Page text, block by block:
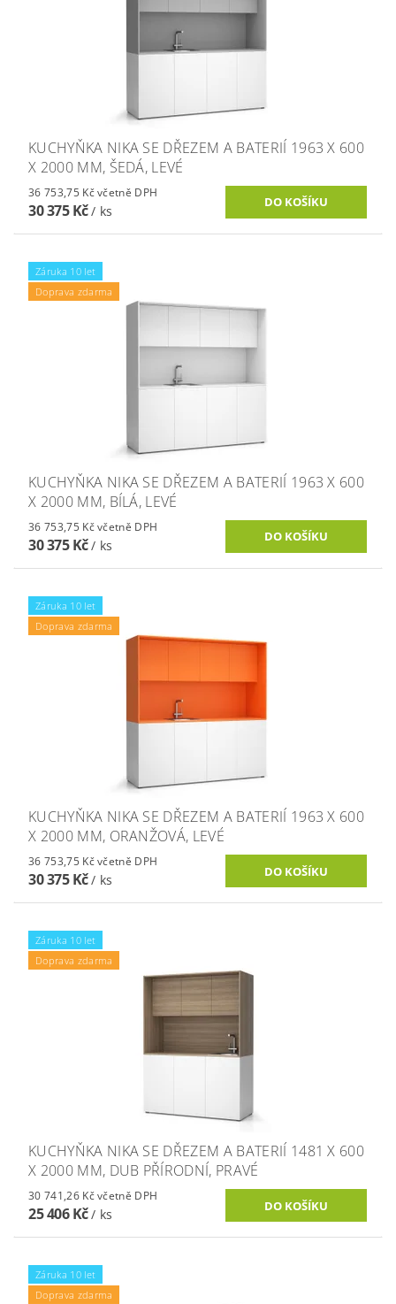
KUCHYŇKA NIKA SE DŘEZEM A BATERIÍ 1963 X 600
X 2000 MM, ŠEDÁ, LEVÉ
36 753,75 Kč včetně DPH
30 375 Kč/ ks
Záruka 10 let
Doprava zdarma
KUCHYŇKA NIKA SE DŘEZEM A BATERIÍ 1963 X 600
X 2000 MM, BÍLÁ, LEVÉ
36 753,75 Kč včetně DPH
30 375 Kč/ ks
Záruka 10 let
Doprava zdarma
KUCHYŇKA NIKA SE DŘEZEM A BATERIÍ 1963 X 600
X 2000 MM, ORANŽOVÁ, LEVÉ
36 753,75 Kč včetně DPH
30 375 Kč/ ks
Záruka 10 let
Doprava zdarma
KUCHYŇKA NIKA SE DŘEZEM A BATERIÍ 1481 X 600
X 2000 MM, DUB PŘÍRODNÍ, PRAVÉ
30 741,26 Kč včetně DPH
25 406 Kč/ ks
Záruka 10 let
Doprava zdarma